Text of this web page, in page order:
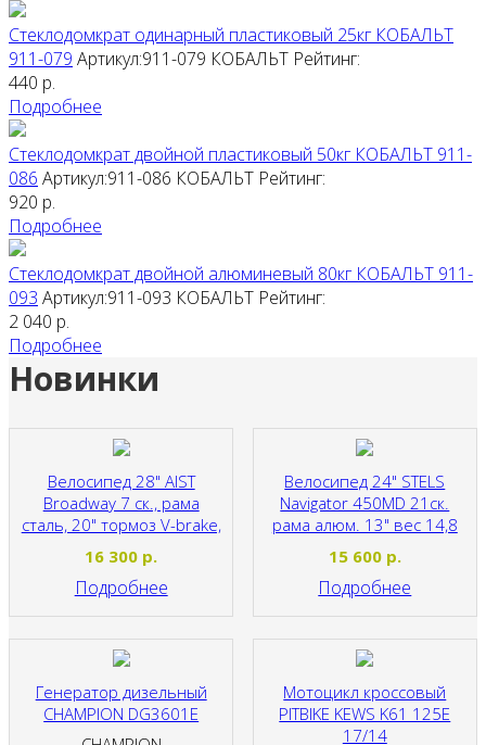
Стеклодомкрат одинарный пластиковый 25кг КОБАЛЬТ
911-079 Артикул:911-079 КОБАЛЬТ Рейтинг:
440 р.
Подробнее
Стеклодомкрат двойной пластиковый 50кг КОБАЛЬТ 911-
086 Артикул:911-086 КОБАЛЬТ Рейтинг:
920 р.
Подробнее
Стеклодомкрат двойной алюминевый 80кг КОБАЛЬТ 911-
093 Артикул:911-093 КОБАЛЬТ Рейтинг:
2 040 р.
Подробнее
Новинки
Велосипед 28" AIST
Broadway 7 ск., рама
сталь, 20" тормоз V-brake,
AIST
16 300 р.
Подробнее
Велосипед 24" STELS
Navigator 450MD 21ск.
рама алюм. 13" вес 14,8
STELS
15 600р.
Подробнее
Генератор дизельный
CHAMPION DG3601E
Мотоцикл кроссовый
PITBIKE KEWS K61 125E
17/14